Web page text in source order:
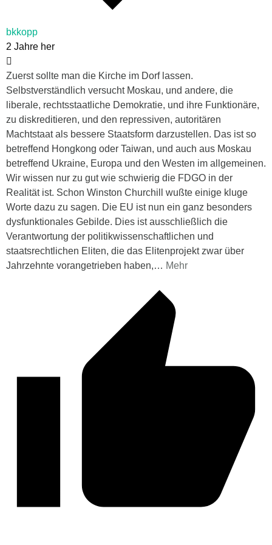
bkkopp
2 Jahre her
Zuerst sollte man die Kirche im Dorf lassen.
Selbstverständlich versucht Moskau, und andere, die
liberale, rechtsstaatliche Demokratie, und ihre Funktionäre,
zu diskreditieren, und den repressiven, autoritären
Machtstaat als bessere Staatsform darzustellen. Das ist so
betreffend Hongkong oder Taiwan, und auch aus Moskau
betreffend Ukraine, Europa und den Westen im allgemeinen.
Wir wissen nur zu gut wie schwierig die FDGO in der
Realität ist. Schon Winston Churchill wußte einige kluge
Worte dazu zu sagen. Die EU ist nun ein ganz besonders
dysfunktionales Gebilde. Dies ist ausschließlich die
Verantwortung der politikwissenschaftlichen und
staatsrechtlichen Eliten, die das Elitenprojekt zwar über
Jahrzehnte vorangetrieben haben,… Mehr